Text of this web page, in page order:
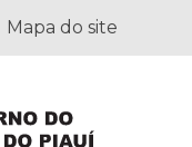
Mapa do site